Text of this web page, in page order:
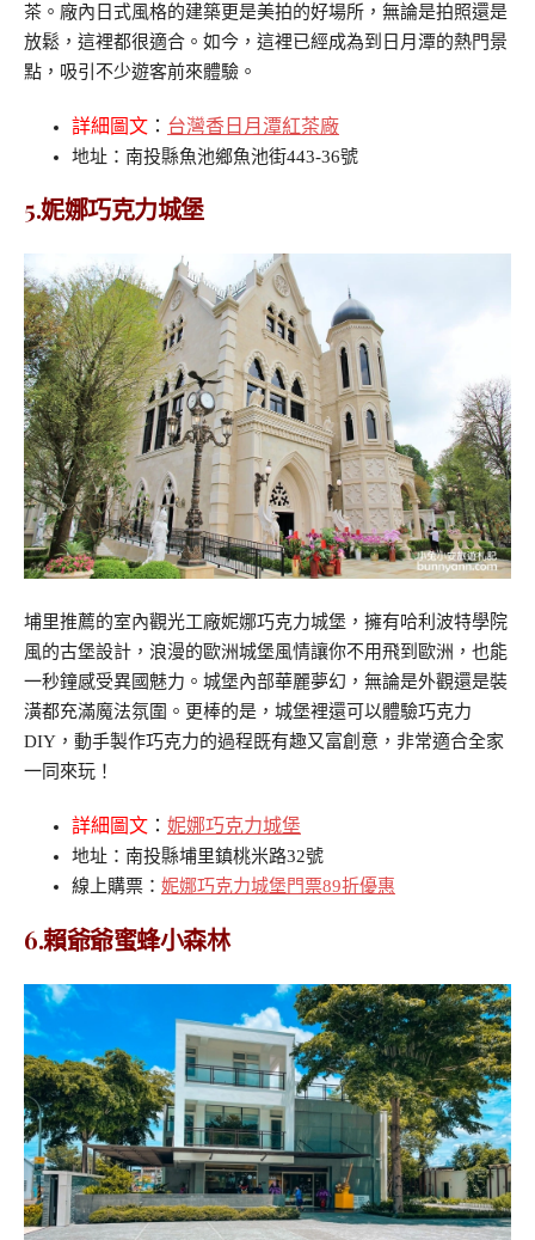
茶。廠內日式風格的建築更是美拍的好場所，無論是拍照還是
放鬆，這裡都很適合。如今，這裡已經成為到日月潭的熱門景
點，吸引不少遊客前來體驗。
詳細圖文 ： 台灣香日月潭紅茶廠
地址：南投縣魚池鄉魚池街443-36號
5.妮娜巧克力城堡
埔里推薦的室內觀光工廠妮娜巧克力城堡，擁有哈利波特學院
風的古堡設計，浪漫的歐洲城堡風情讓你不用飛到歐洲，也能
一秒鐘感受異國魅力。城堡內部華麗夢幻，無論是外觀還是裝
潢都充滿魔法氛圍。更棒的是，城堡裡還可以體驗巧克力
DIY，動手製作巧克力的過程既有趣又富創意，非常適合全家
一同來玩！
詳細圖文 ： 妮娜巧克力城堡
地址：南投縣埔里鎮桃米路32號
線上購票： 妮娜巧克力城堡門票89折優惠
6.賴爺爺蜜蜂小森林